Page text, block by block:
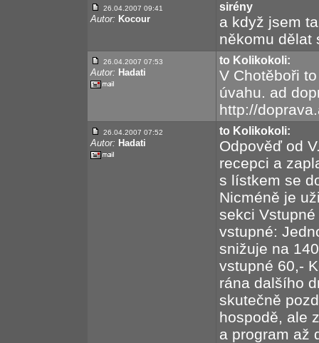
26.04.2007 09:41
Autor: Kocour
sirény
a když jsem
někomu dělat
26.04.2007 07:53
Autor: Hadati
to Kolikokoli:
V Chotěboři
úvahu. ad
http://
26.04.2007 07:52
Autor: Hadati
to Kolikokoli:
Odpověď od
recepci a
s lístkem se
Nicméně je
sekci
vstupné:
snižuje na
vstupné 60,-
rána dalšího
skutečně
hospodě, ale
a program až